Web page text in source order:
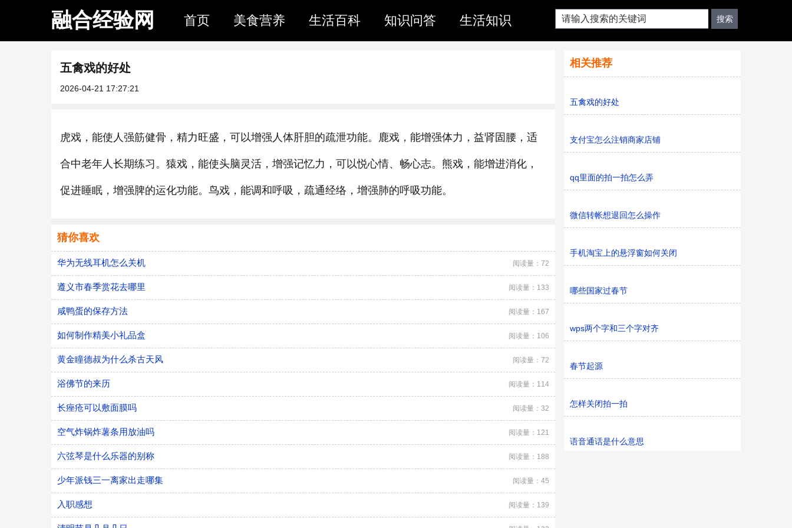
融合经验网 首页 美食营养 生活百科 知识问答 生活知识
五禽戏的好处
2026-04-21 17:27:21
虎戏，能使人强筋健骨，精力旺盛，可以增强人体肝胆的疏泄功能。鹿戏，能增强体力，益肾固腰，适
合中老年人长期练习。猿戏，能使头脑灵活，增强记忆力，可以悦心情、畅心志。熊戏，能增进消化，
促进睡眠，增强脾的运化功能。鸟戏，能调和呼吸，疏通经络，增强肺的呼吸功能。
猜你喜欢
华为无线耳机怎么关机 阅读量：72
遵义市春季赏花去哪里 阅读量：133
咸鸭蛋的保存方法 阅读量：167
如何制作精美小礼品盒 阅读量：106
黄金瞳德叔为什么杀古天风 阅读量：72
浴佛节的来历 阅读量：114
长痤疮可以敷面膜吗 阅读量：32
空气炸锅炸薯条用放油吗 阅读量：121
六弦琴是什么乐器的别称 阅读量：188
少年派钱三一离家出走哪集 阅读量：45
入职感想 阅读量：139
相关推荐
五禽戏的好处
支付宝怎么注销商家店铺
qq里面的拍一拍怎么弄
微信转帐想退回怎么操作
手机淘宝上的悬浮窗如何关闭
哪些国家过春节
wps两个字和三个字对齐
春节起源
怎样关闭拍一拍
语音通话是什么意思